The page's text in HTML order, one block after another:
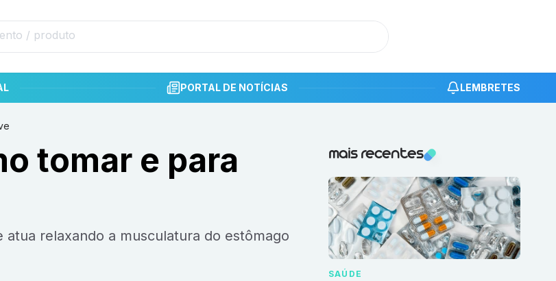
PORTAL DE NOTÍCIAS LEMBRETES
tomar e para
Notícias recentes
mais recentes
SAÚDE